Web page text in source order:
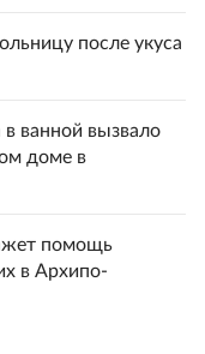
после укуса
в ванной вызвало
доме в
помощь
в Архипо-